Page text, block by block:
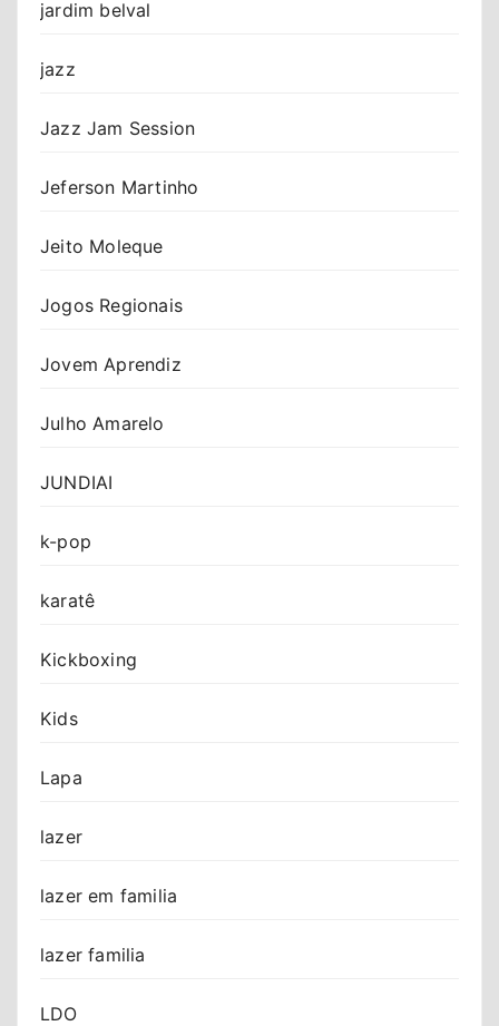
jardim belval
jazz
Jazz Jam Session
Jeferson Martinho
Jeito Moleque
Jogos Regionais
Jovem Aprendiz
Julho Amarelo
JUNDIAI
k-pop
karatê
Kickboxing
Kids
Lapa
lazer
lazer em familia
lazer familia
LDO